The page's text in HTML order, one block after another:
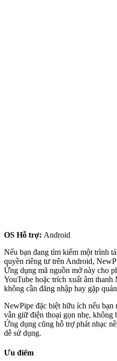
OS Hỗ trợ: Android
Nếu bạn đang tìm kiếm một trình
quyền riêng tư trên Android,
Ứng dụng mã nguồn mở này cho
YouTube hoặc trích xuất âm
không cần đăng nhập hay gặp
NewPipe đặc biệt hữu ích nếu bạn
vẫn giữ điện thoại gọn nhẹ, không
Ứng dụng cũng hỗ trợ phát nhạc
dễ sử dụng.
Ưu điểm